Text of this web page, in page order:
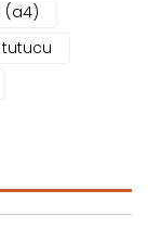
(a4)